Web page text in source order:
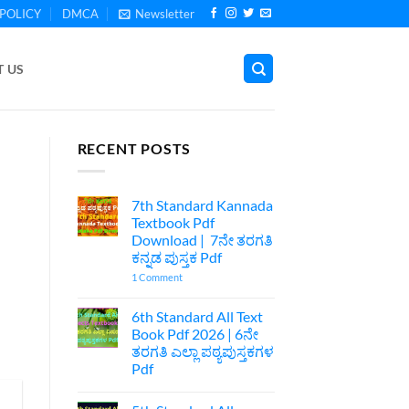
DMCA Newsletter
US
RECENT POSTS
7th Standard Kannada
Textbook Pdf
Download | 7ನೇ ತರಗತಿ
ಕನ್ನಡ ಪುಸ್ತಕ Pdf
1 Commenton
Kannada
Textbook
Pdf
Download
|
ಪುಸ್ತಕ
6th Standard All Text
Book Pdf 2026 | 6ನೇ
ತರಗತಿ ಎಲ್ಲಾ ಪಠ್ಯಪುಸ್ತಕಗಳ
Pdf